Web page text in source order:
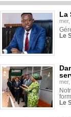
La
Le
Le